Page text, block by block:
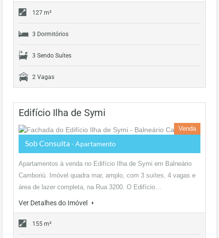
127 m²
3 Dormitórios
3 Sendo Suítes
2 Vagas
Edifício Ilha de Symi
Venda
Sob Consulta - Apartamento
Apartamentos à venda no Edifício Ilha de Symi em Balneário
Camboriú. Imóvel quadra mar, amplo, com 3 suítes, 4 vagas e
área de lazer completa, na Rua 3200. O Edifício…
Ver Detalhes do Imóvel
155 m²